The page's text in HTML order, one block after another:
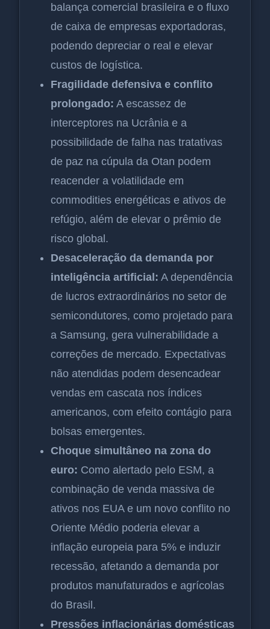
balança comercial brasileira e o fluxo
de caixa de empresas exportadoras,
podendo depreciar o real e elevar
custos de logística.
Fragilidade defensiva e conflito
prolongado: A escassez de
interceptores na Ucrânia e a
possibilidade de falha nas tratativas
de paz na cúpula da Otan podem
reacender a volatilidade em
commodities energéticas e ativos de
refúgio, além de elevar o prêmio de
risco global.
Desaceleração da demanda por
inteligência artificial: A dependência
de lucros extraordinários no setor de
semicondutores, como projetado para
a Samsung, gera vulnerabilidade a
correções de mercado. Expectativas
não atendidas podem desencadear
vendas em cascata nos índices
americanos, com efeito contágio para
bolsas emergentes.
Choque simultâneo na zona do
euro: Como alertado pelo ESM, a
combinação de venda massiva de
ativos nos EUA e um novo conflito no
Oriente Médio poderia elevar a
inflação europeia para 5% e induzir
recessão, afetando a demanda por
produtos manufaturados e agrícolas
do Brasil.
Pressões inflacionárias domésticas